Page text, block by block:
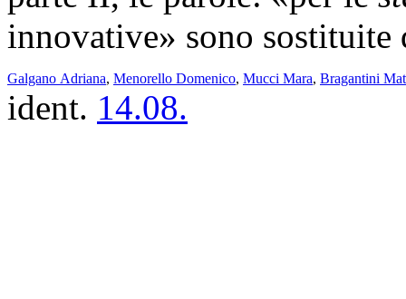
innovative» sono
Galgano Adriana, Menorello Domenico, Mucci Mara, Bragantini
ident. 14.08.